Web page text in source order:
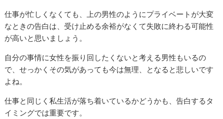
仕事が忙しくなくても、上の男性のようにプライベートが大変
なときの告白は、受け止める余裕がなくて失敗に終わる可能性
が高いと思いましょう。
自分の事情に女性を振り回したくないと考える男性もいるの
で、せっかくその気があっても今は無理、となると悲しいです
よね。
仕事と同じく私生活が落ち着いているかどうかも、告白するタ
イミングでは重要です。